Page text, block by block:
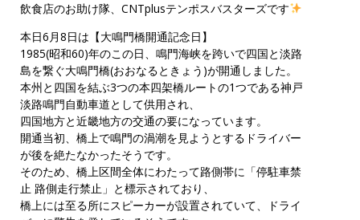
飲食店のお助け隊、CNTplusテンポスバスターズです
本日6月8日は【大鳴門橋開通記念日】
1985(昭和60)年のこの日、鳴門海峡を跨いで四国と淡路
島を繋ぐ大鳴門橋(おおなるときょう)が開通しました。
本州と四国を結ぶ3つの本四架橋ルートの1つである神戸
淡路鳴門自動車道として供用され、
四国地方と近畿地方の交通の要になっています。
開通当初、橋上で鳴門の渦潮を見ようとするドライバー
が後を絶たなかったそうです。
そのため、橋上区間全体にわたって路側帯に「停駐車禁
止 路側走行禁止」と標示されており、
橋上には至る所にスピーカーが設置されていて、ドライ